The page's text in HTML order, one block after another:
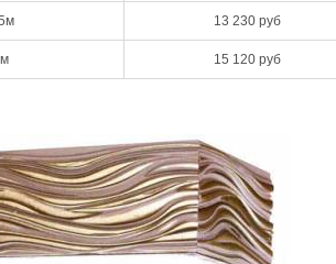
13 230 руб
15 120 руб